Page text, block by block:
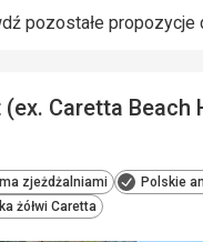
pozostałe propozycje
Caretta Beach
zjeżdżalniami Polskie
żółwi Caretta